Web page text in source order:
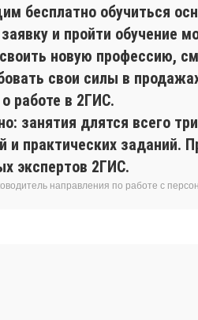
бесплатно обучиться
и пройти обучение
новую профессию,
свои силы в
работе в 2ГИС.
занятия длятся всего
и практических заданий.
экспертов 2ГИС.
направления по работе с